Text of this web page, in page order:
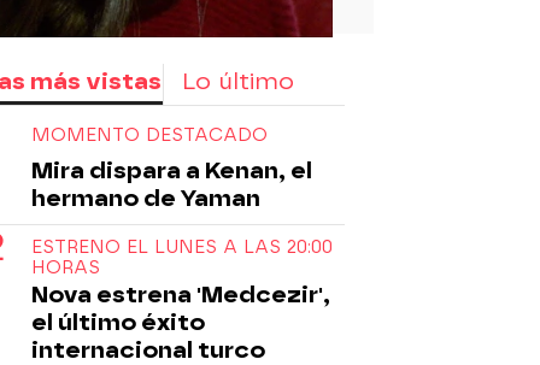
más vistas Lo último
MOMENTO DESTACADO
Mira dispara a Kenan, el
hermano de Yaman
ESTRENO EL LUNES A LAS 20:00
HORAS
Nova estrena 'Medcezir',
el último éxito
internacional turco